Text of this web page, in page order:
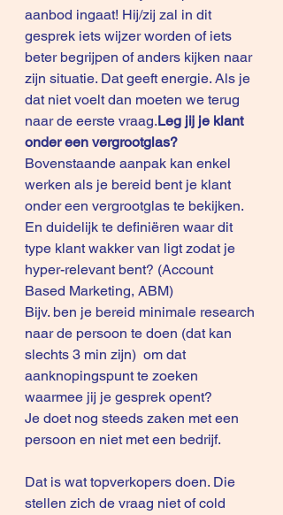
aanbod ingaat! Hij/zij zal in dit
gesprek iets wijzer worden of iets
beter begrijpen of anders kijken naar
zijn situatie. Dat geeft energie. Als je
dat niet voelt dan moeten we terug
naar de eerste vraag.Leg jij je klant
onder een vergrootglas?
Bovenstaande aanpak kan enkel
werken als je bereid bent je klant
onder een vergrootglas te bekijken.
En duidelijk te definiëren waar dit
type klant wakker van ligt zodat je
hyper-relevant bent? (Account
Based Marketing, ABM)
Bijv. ben je bereid minimale research
naar de persoon te doen (dat kan
slechts 3 min zijn)  om dat
aanknopingspunt te zoeken
waarmee jij je gesprek opent?
Je doet nog steeds zaken met een
persoon en niet met een bedrijf.
Dat is wat topverkopers doen. Die
stellen zich de vraag niet of cold